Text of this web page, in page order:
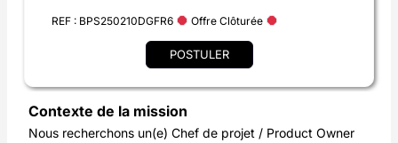
REF : BPS250210DGFR6 Offre Clôturée
POSTULER
Contexte de la mission
Nous recherchons un(e) Chef de projet / Product Owner